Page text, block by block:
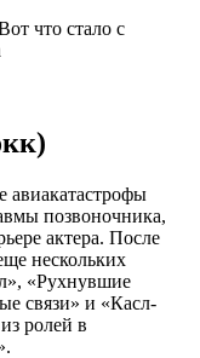
авиакатастрофы
позвоночника,
актера. После
нескольких
«Рухнувшие
связи» и «Касл-
ролей в